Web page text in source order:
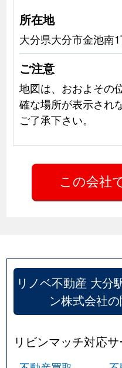
所在地
大分県大分市金池南
ご注意
地図は、おおよその
確な場所が表示され
ご了承下さい。
リノベ不動産 大分
ン株式会社
リビンマッチ対応